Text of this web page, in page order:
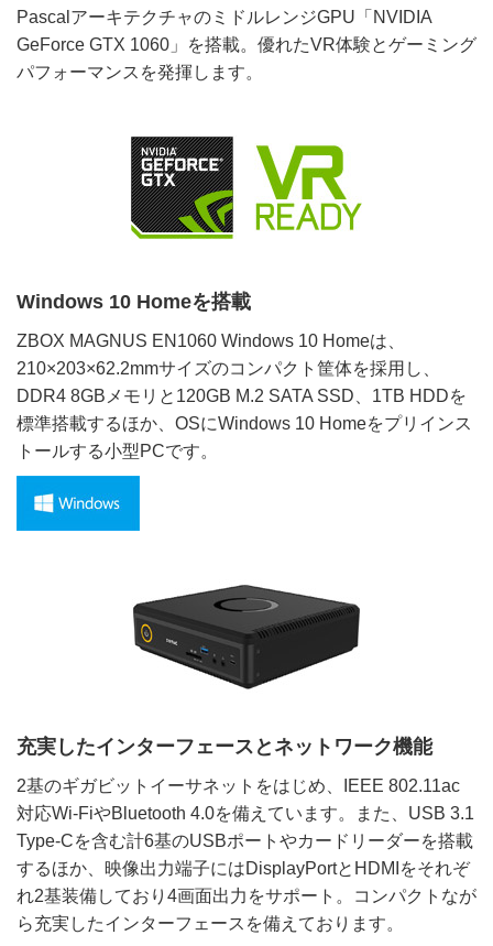
PascalアーキテクチャのミドルレンジGPU「NVIDIA
GeForce GTX 1060」を搭載。優れたVR体験とゲーミング
パフォーマンスを発揮します。
Windows 10 Homeを搭載
ZBOX MAGNUS EN1060 Windows 10 Homeは、
210×203×62.2mmサイズのコンパクト筐体を採用し、
DDR4 8GBメモリと120GB M.2 SATA SSD、1TB HDDを
標準搭載するほか、OSにWindows 10 Homeをプリインス
トールする小型PCです。
充実したインターフェースとネットワーク機能
2基のギガビットイーサネットをはじめ、IEEE 802.11ac
対応Wi-FiやBluetooth 4.0を備えています。また、USB 3.1
Type-Cを含む計6基のUSBポートやカードリーダーを搭載
するほか、映像出力端子にはDisplayPortとHDMIをそれぞ
れ2基装備しており4画面出力をサポート。コンパクトなが
ら充実したインターフェースを備えております。